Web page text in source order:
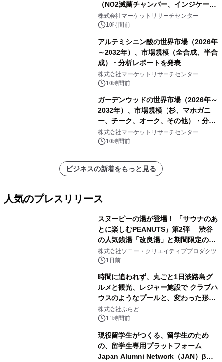
（NO2滅菌チャンバー、インジケータ
ーおよびモニタリングシステム、その
他）・分析レポートを発表
株式会社マーケットリサーチセンター
10時間前
アルテミシニン酸の世界市場（2026年
～2032年）、市場規模（全合成、半合
成）・分析レポートを発表
株式会社マーケットリサーチセンター
10時間前
ガーデンウッドの世界市場（2026年～
2032年）、市場規模（杉、マホガニ
ー、チーク、オーク、その他）・分析
レポートを発表
株式会社マーケットリサーチセンター
10時間前
ビジネスの新着をもっと見る
人気のプレスリリース
スヌーピーの湯が登場！ 「サウナのあ
とに楽しむPEANUTS」第2弾 渋谷
の人気銭湯「改良湯」と期間限定のコ
ラボレーション サウナイキタイコラ
ボグッズも発売決定！
株式会社ソニー・クリエイティブプロダクツ
1日前
時間に追われず、丸ごと1日淡路島グ
ルメと観光、レジャー施設で クラブハ
ウスのようなプールと、変わった形の
サウナも 「THE BOXY AWAJI」のお
得な素泊まり連泊プランで
株式会社ぷらど
11時間前
現役留学生がつくる、留学生のため
の、留学生専用プラットフォーム
Japan Alumni Network（JAN）β版